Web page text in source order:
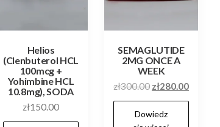
Helios
(Clenbuterol HCL
100mcg +
Yohimbine HCL
10.8mg), SODA
zł150.00
SEMAGLUTIDE
2MG ONCE A
WEEK
zł300.00 Pierwotna
cena
wynosiła:
zł280.00Aktualna
cena
Dowiedz